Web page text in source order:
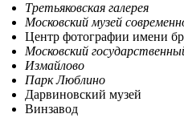
Третьяковская галерея
Московский музей
Центр фотографии имени
Московский
Измайлово
Парк Люблино
Дарвиновский музей
Винзавод